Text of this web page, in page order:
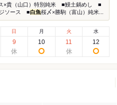
ス×貴（山口）特別純米 ■鰻土鍋めし ■
ソース ■白魚桜〆×勝駒（富山）純米...
日
9
月
10
火
11
水
12